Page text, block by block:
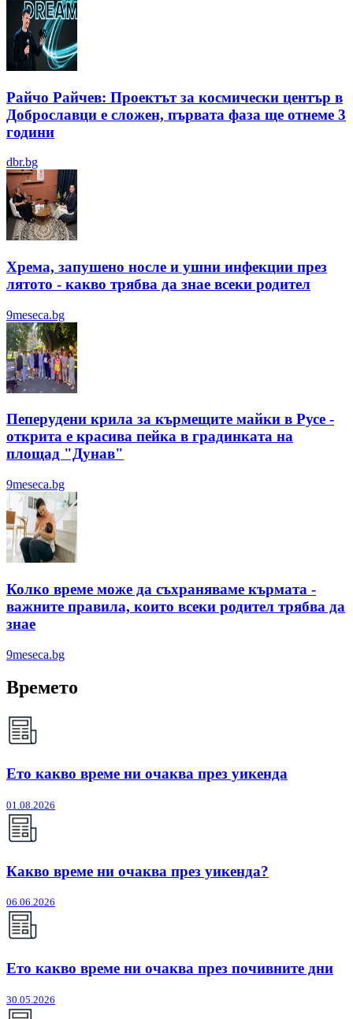
Райчо Райчев: Проектът за космически център в
Доброславци е сложен, първата фаза ще отнеме 3
години
dbr.bg
Хрема, запушено носле и ушни инфекции през
лятотo - какво трябва да знае всеки родител
9meseca.bg
Пеперудени крила за кърмещите майки в Русе -
открита е красива пейка в градинката на
площад "Дунав"
9meseca.bg
Колко време може да съхраняваме кърмата -
важните правила, които всеки родител трябва да
знае
9meseca.bg
Времето
Ето какво време ни очаква през уикенда
01.08.2026
Какво време ни очаква през уикенда?
06.06.2026
Ето какво време ни очаква през почивните дни
30.05.2026